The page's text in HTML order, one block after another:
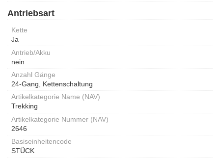
Antriebsart
Kette
Ja
Antrieb/Akku
nein
Anzahl Gänge
24-Gang, Kettenschaltung
Artikelkategorie Name (NAV)
Trekking
Artikelkategorie Nummer (NAV)
2646
Basiseinheitencode
STÜCK